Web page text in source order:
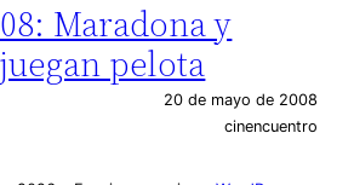
Maradona y
pelota
20 de mayo de 2008
cinencuentro